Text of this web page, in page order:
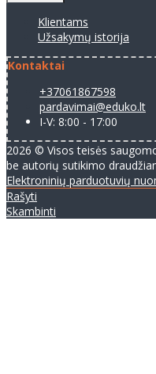
Klientams
Užsakymų istorija
Kontaktai
+37061867598
pardavimai@eduko.lt
I-V: 8:00 - 17:00
2026 © Visos teisės
be autorių sutikimo
Elektroninių parduotuvių
Rašyti
Skambinti